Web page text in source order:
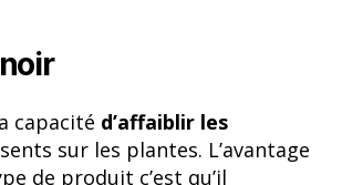
capacité d’affaiblir les
sur les plantes. L’avantage
de produit c’est qu’il